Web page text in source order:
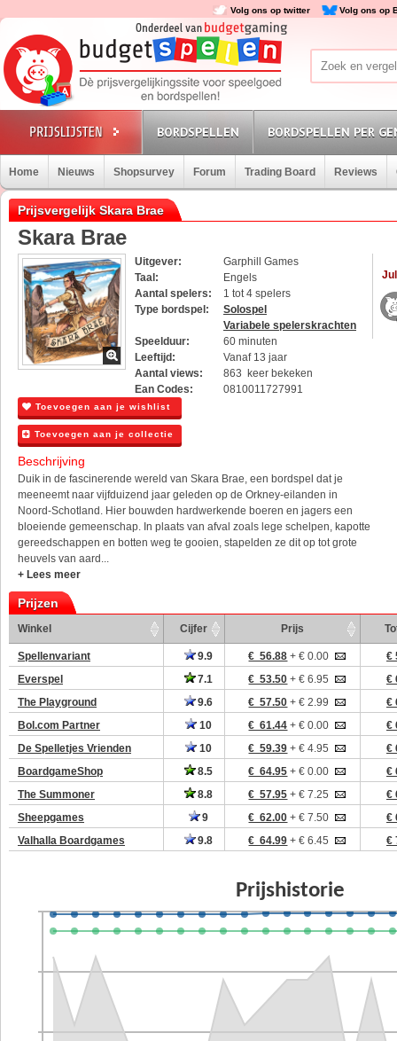
Volg ons op twitter Volg ons op
BORDSPELLEN BORDSPELLEN PER
Home Nieuws Shopsurvey Forum Trading Board Reviews
Prijsvergelijk Skara Brae
Skara Brae
Uitgever:
Garphill Games
Taal:
Engels
Aantal spelers:
1 tot 4 spelers
Type bordspel:
Solospel
Variabele spelerskrachten
Speelduur:
60 minuten
Leeftijd:
Vanaf 13 jaar
Aantal views:
863 keer bekeken
Ean Codes:
0810011727991
Toevoegen aan je wishlist
Toevoegen aan je collectie
Beschrijving
Duik in de fascinerende wereld van Skara Brae, een bordspel dat je
meeneemt naar vijfduizend jaar geleden op de Orkney-eilanden in
Noord-Schotland. Hier bouwden hardwerkende boeren en jagers een
bloeiende gemeenschap. In plaats van afval zoals lege schelpen, kapotte
gereedschappen en botten weg te gooien, stapelden ze dit op tot grote
heuvels van aard...
+ Lees meer
Prijzen
Winkel Cijfer Prijs
Spellenvariant 9.9 € 56.88 + € 0.00
€
Everspel
7.1 € 53.50 + € 6.95
€
The Playground
9.6 € 57.50 + € 2.99
€
Bol.com Partner
10 € 61.44 + € 0.00
€
De Spelletjes Vrienden
10 € 59.39 + € 4.95
€
BoardgameShop
8.5 € 64.95 + € 0.00
€
The Summoner
8.8 € 57.95 + € 7.25
€
Sheepgames
9 € 62.00 + € 7.50
€
Valhalla Boardgames
9.8 € 64.99 + € 6.45 €